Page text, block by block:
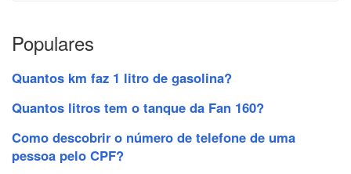
Populares
Quantos km faz 1 litro de gasolina?
Quantos litros tem o tanque da Fan 160?
Como descobrir o número de telefone de uma
pessoa pelo CPF?